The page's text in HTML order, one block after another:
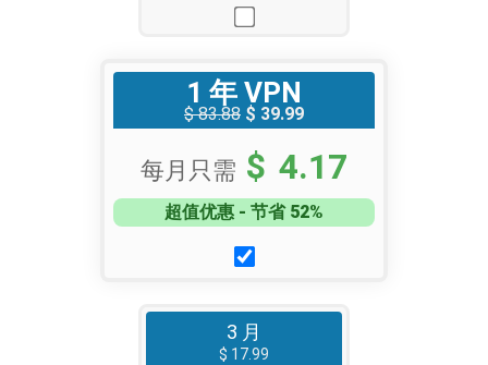
1 年 VPN
$ 83.88 $ 39.99
每月只需 $ 4.17
超值优惠 - 节省 52%
3 月
$ 17.99